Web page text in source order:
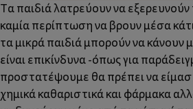
Τα παιδιά λατρεύουν να
καμία περίπτωση να βρουν μέσα
τα μικρά παιδιά μπορούν να
είναι επικίνδυνα -όπως για
προστατέψουμε θα πρέπει να
χημικά καθαριστικά και φάρμακα